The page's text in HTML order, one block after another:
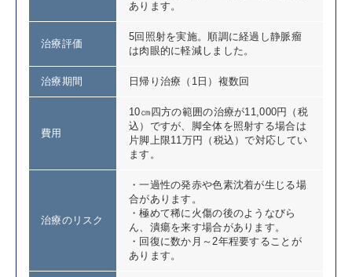
あります。
治療評価
5回照射を実施。順調に経過し静脈瘤
は肉眼的に軽減しました。
治療期間 日帰り治療（1日）複数回
費用
10㎝四方の範囲の治療が11,000円（税
込）ですが、脚全体を照射する場合は
片脚上限11万円（税込）で対応してい
ます。
治療のリスク
・一過性の発赤や色素沈着が生じる場
合があります。
・極めて稀に火傷の後のようなびら
ん、潰瘍を来す場合があります。
・回復に数か月～2年程要することが
あります。